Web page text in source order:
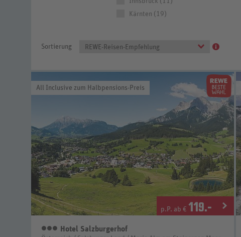
Kärnten (19)
Sortierung REWE-Reisen-Empfehlung
All Inclusive zum Halbpensions-Preis
p.P. ab € 119.-
3 Sterne
Hotel Salzburgerhof